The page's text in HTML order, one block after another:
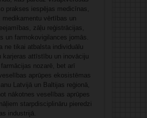
prakses iespējas medicīnas,
medikamentu vērtības un
zāļu reģistrācijas,
un farmokovigilances jomās.
ne tikai atbalsta individuālu
karjeras attīstību un inovāciju
nozarē, bet arī
aprūpes ekosistēmas
Latvijā un Baltijas reģionā,
nākotnes veselības aprūpes
starpdisciplināru pieredzi
industrijā.